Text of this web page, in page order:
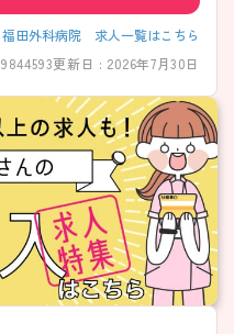
田外科病院 求人一覧はこちら
更新日 : 2026年7月30日